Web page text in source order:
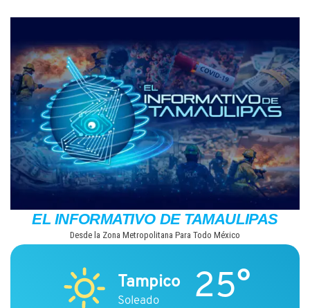
contenido
EL INFORMATIVO DE TAMAULIPAS
Desde la Zona Metropolitana Para Todo México
Tampico
Soleado 25°